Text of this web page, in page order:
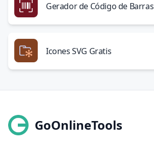
Gerador de Código de Barras
Icones SVG Gratis
GoOnlineTools